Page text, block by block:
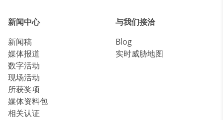
新闻中心
新闻稿
媒体报道
数字活动
现场活动
所获奖项
媒体资料包
相关认证
与我们接洽
Blog
实时威胁地图